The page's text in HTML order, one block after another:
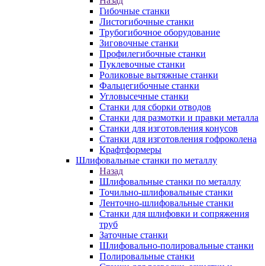
Гибочные станки
Листогибочные станки
Трубогибочное оборудование
Зиговочные станки
Профилегибочные станки
Пуклевочные станки
Роликовые вытяжные станки
Фальцегибочные станки
Угловысечные станки
Станки для сборки отводов
Станки для размотки и правки металла
Станки для изготовления конусов
Станки для изготовления гофроколена
Крафтформеры
Шлифовальные станки по металлу
Назад
Шлифовальные станки по металлу
Точильно-шлифовальные станки
Ленточно-шлифовальные станки
Станки для шлифовки и сопряжения
труб
Заточные станки
Шлифовально-полировальные станки
Полировальные станки